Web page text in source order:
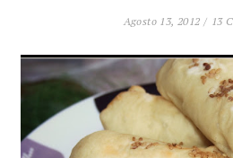
Agosto 13, 2012 / 13